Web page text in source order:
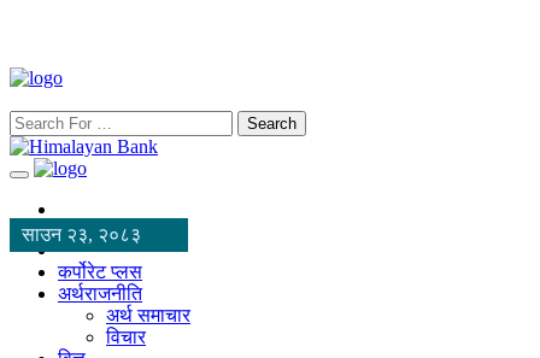
Search
साउन २३, २०८३
कर्पोरेट प्लस
अर्थराजनीति
अर्थ समाचार
विचार